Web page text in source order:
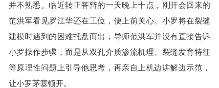
并不熟悉。临近转正答辩的一天晚上十点，刚开会回来的
范洪军看见罗江华还在工位，便上前关心。小罗将在裂缝
建模时遇到的困难托盘而出，导师范洪军并没有直接告诉
小罗操作步骤，而是从双孔介质渗流机理、裂缝发育特征
等原理性问题上引导他思考，再亲自上机边讲解边示范，
让小罗茅塞顿开。